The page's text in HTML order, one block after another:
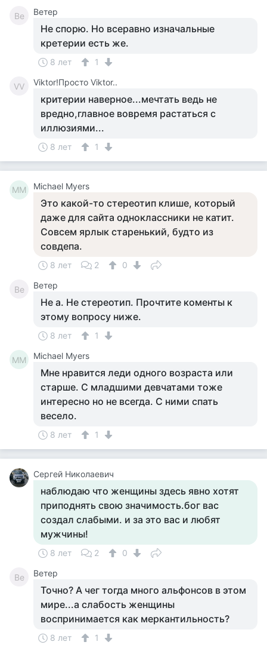
Ве Ветер
Не спорю. Но всеравно изначальные
кретерии есть же.
8 лет 1
VV Viktor!Просто Viktor..
критерии наверное...мечтать ведь не
вредно,главное вовремя растаться с
иллюзиями...
8 лет 1
MM Michael Myers
Это какой-то стереотип клише, который
даже для сайта одноклассники не катит.
Совсем ярлык старенький, будто из
совдепа.
8 лет 2 0
Ве Ветер
Не а. Не стереотип. Прочтите коменты к
этому вопросу ниже.
8 лет 1
MM Michael Myers
Мне нравится леди одного возраста или
старше. С младшими девчатами тоже
интересно но не всегда. С ними спать
весело.
8 лет 1
Сергей Николаевич
наблюдаю что женщины здесь явно хотят
приподнять свою значимость.бог вас
создал слабыми. и за это вас и любят
мужчины!
8 лет 2 0
Ве Ветер
Точно? А чег тогда много альфонсов в этом
мире...а слабость женщины
воспринимается как меркантильность?
8 лет 1